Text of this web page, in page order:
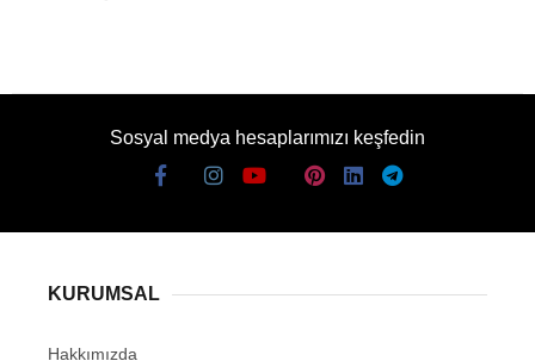
Sosyal medya hesaplarımızı keşfedin
KURUMSAL
Hakkımızda